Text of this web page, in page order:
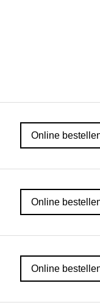
Online
Online
Online